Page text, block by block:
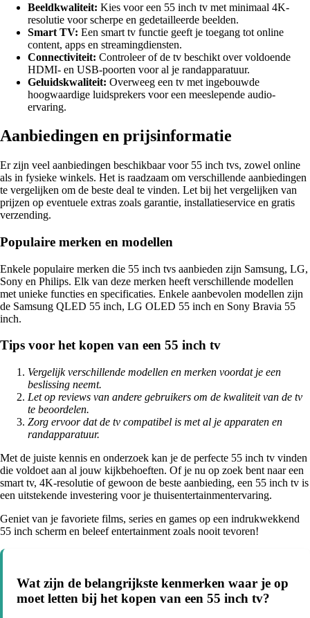
Beeldkwaliteit: Kies voor een 55 inch tv met minimaal 4K-
resolutie voor scherpe en gedetailleerde beelden.
Smart TV: Een smart tv functie geeft je toegang tot online
content, apps en streamingdiensten.
Connectiviteit: Controleer of de tv beschikt over voldoende
HDMI- en USB-poorten voor al je randapparatuur.
Geluidskwaliteit: Overweeg een tv met ingebouwde
hoogwaardige luidsprekers voor een meeslepende audio-
ervaring.
Aanbiedingen en prijsinformatie
Er zijn veel aanbiedingen beschikbaar voor 55 inch tvs, zowel online
als in fysieke winkels. Het is raadzaam om verschillende aanbiedingen
te vergelijken om de beste deal te vinden. Let bij het vergelijken van
prijzen op eventuele extras zoals garantie, installatieservice en gratis
verzending.
Populaire merken en modellen
Enkele populaire merken die 55 inch tvs aanbieden zijn Samsung, LG,
Sony en Philips. Elk van deze merken heeft verschillende modellen
met unieke functies en specificaties. Enkele aanbevolen modellen zijn
de Samsung QLED 55 inch, LG OLED 55 inch en Sony Bravia 55
inch.
Tips voor het kopen van een 55 inch tv
Vergelijk verschillende modellen en merken voordat je een
beslissing neemt.
Let op reviews van andere gebruikers om de kwaliteit van de tv
te beoordelen.
Zorg ervoor dat de tv compatibel is met al je apparaten en
randapparatuur.
Met de juiste kennis en onderzoek kan je de perfecte 55 inch tv vinden
die voldoet aan al jouw kijkbehoeften. Of je nu op zoek bent naar een
smart tv, 4K-resolutie of gewoon de beste aanbieding, een 55 inch tv is
een uitstekende investering voor je thuisentertainmentervaring.
Geniet van je favoriete films, series en games op een indrukwekkend
55 inch scherm en beleef entertainment zoals nooit tevoren!
Wat zijn de belangrijkste kenmerken waar je op
moet letten bij het kopen van een 55 inch tv?